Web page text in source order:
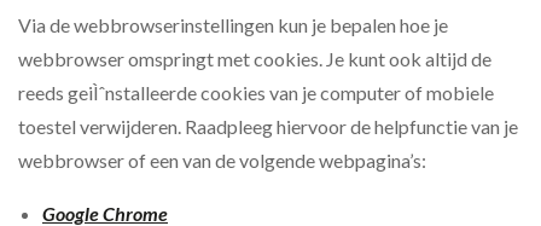
Via de webbrowserinstellingen kun je bepalen hoe je
webbrowser omspringt met cookies. Je kunt ook altijd de
reeds geiÌˆnstalleerde cookies van je computer of mobiele
toestel verwijderen. Raadpleeg hiervoor de helpfunctie van je
webbrowser of een van de volgende webpagina’s:
Google Chrome